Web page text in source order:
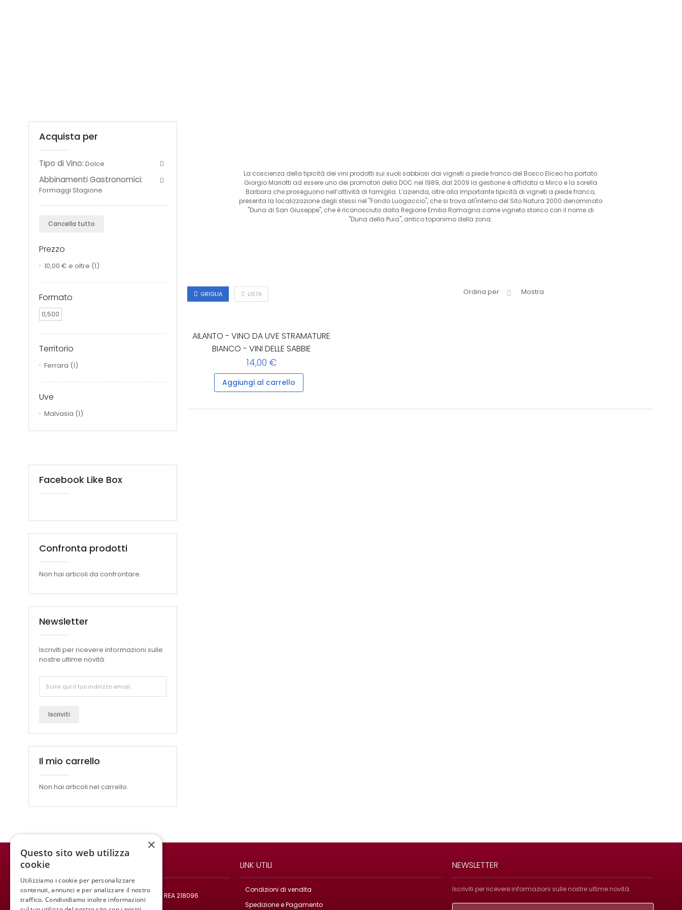
La coscienza della tipicità dei vini prodotti sui suoli sabbiosi dai vigneti a piede franco del Bosco Eliceo ha portato
Giorgio Mariotti ad essere uno dei promotori della DOC nel 1989, dal 2009 la gestione è affidata a Mirco e la sorella
Barbara che proseguono nell’attività di famiglia. L’azienda, oltre alla importante tipicità di vigneti a piede franco,
presenta la localizzazione degli stessi nel "Fondo Luogaccio", che si trova all'interno del Sito Natura 2000 denominato
"Duna di San Giuseppe", che è riconosciuto dalla Regione Emilia Romagna come vigneto storico con il nome di
"Duna della Puia", antico toponimo della zona.
GRIGLIA LISTA Mostra
Ordina per
AILANTO - VINO DA UVE STRAMATURE
BIANCO - VINI DELLE SABBIE
14,00 €
Aggiungi al carrello
Acquista per
Tipo di Vino: Dolce
Abbinamenti Gastronomici:
Formaggi Stagione
Cancella tutto
Prezzo
10,00 € e oltre (1)
Formato
0,500
Territorio
Ferrara (1)
Uve
Malvasia (1)
Facebook Like Box
Confronta prodotti
Non hai articoli da confrontare.
Newsletter
Iscriviti per ricevere informazioni sulle
nostre ultime novità.
Iscriviti
Il mio carrello
Non hai articoli nel carrello.
WINE MEETING ER
© 2021 All rights reserved.
Codice fiscale e Partita IVA: 02008890382 - REA 218096
Mail:
infowinemeetinger@gmail.com
LINK UTILI
Condizioni di vendita
Spedizione e Pagamento
NEWSLETTER
Iscriviti per ricevere informazioni sulle nostre ultime novità.
×
Questo sito web utilizza
cookie
Utilizziamo i cookie per personalizzare
contenuti, annunci e per analizzare il nostro
traffico. Condividiamo inoltre informazioni